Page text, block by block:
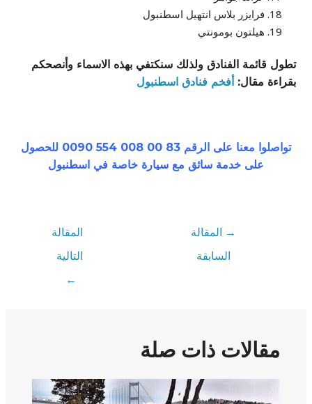
فرايزر بلاس انتهيل اسطنبول
هيلتون بومونتي
تطول قائمة الفنادق ولذلك سنكتفي بهذه الاسماء وأنصحكم
بقراءة مقال: أفخم فنادق اسطنبول
تواصلوا معنا على الرقم 83 00 008 554 0090 للحصول
على خدمة سائق مع سيارة خاصة في اسطنبول
→ المقالة
السابقة
المقالة
التالية
←
مقالات ذات صلة